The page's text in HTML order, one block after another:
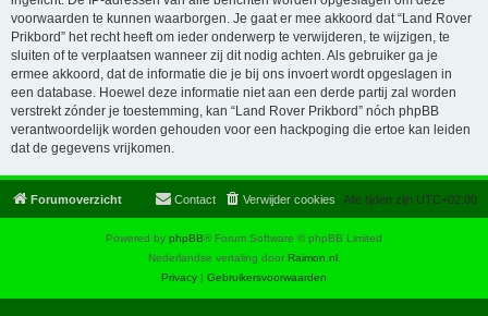
voorwaarden te kunnen waarborgen. Je gaat er mee akkoord dat “Land Rover
Prikbord” het recht heeft om ieder onderwerp te verwijderen, te wijzigen, te
sluiten of te verplaatsen wanneer zij dit nodig achten. Als gebruiker ga je
ermee akkoord, dat de informatie die je bij ons invoert wordt opgeslagen in
een database. Hoewel deze informatie niet aan een derde partij zal worden
verstrekt zónder je toestemming, kan “Land Rover Prikbord” nóch phpBB
verantwoordelijk worden gehouden voor een hackpoging die ertoe kan leiden
dat de gegevens vrijkomen.
Forumoverzicht Alle tijden zijn UTC+02:00
Verwijder cookies
Contact
Powered by phpBB® Forum Software © phpBB Limited
Nederlandse vertaling door Raimon.nl.
Privacy | Gebruikersvoorwaarden